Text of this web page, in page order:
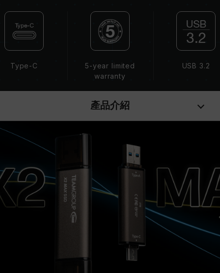
Type-C
5-year limited
warranty
USB 3.2
產品介紹